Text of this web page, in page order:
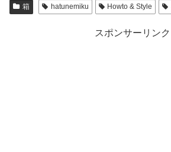
箱 hatunemiku Howto & Style
スポンサーリンク